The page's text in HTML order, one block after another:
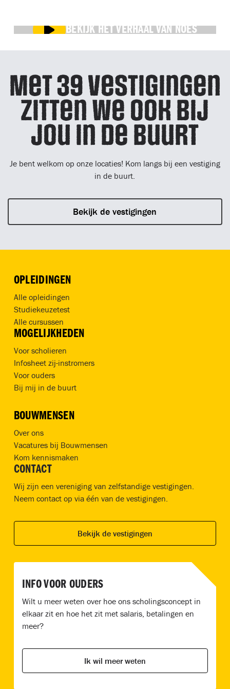
BEKIJK HET VERHAAL VAN NOES
Met 39 vestigingen
zitten we ook bij
jou in de buurt
Je bent welkom op onze locaties! Kom langs bij een vestiging
in de buurt.
Bekijk de vestigingen
OPLEIDINGEN
Alle opleidingen
Studiekeuzetest
Alle cursussen
MOGELIJKHEDEN
Voor scholieren
Infosheet zij-instromers
Voor ouders
Bij mij in de buurt
BOUWMENSEN
Over ons
Vacatures bij Bouwmensen
Kom kennismaken
CONTACT
Wij zijn een vereniging van zelfstandige vestigingen.
Neem contact op via één van de vestigingen.
Bekijk de vestigingen
INFO VOOR OUDERS
Wilt u meer weten over hoe ons scholingsconcept in
elkaar zit en hoe het zit met salaris, betalingen en
meer?
Ik wil meer weten